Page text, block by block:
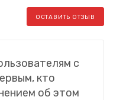
ОСТАВИТЬ ОТЗЫВ
с
кто
об этом